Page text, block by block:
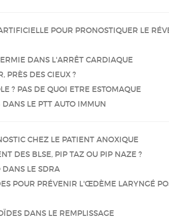
POUR PRONOSTIQUER LE
DANS L'ARRÊT CARDIAQUE
PRÈS DES CIEUX ?
? PAS DE QUOI ETRE ESTOMAQUE
LE PTT AUTO IMMUN
CHEZ LE PATIENT ANOXIQUE
DES BLSE, PIP TAZ OU PIP NAZE ?
DANS LE SDRA
POUR PRÉVENIR L'ŒDÈME LARYNGÉ
DANS LE REMPLISSAGE